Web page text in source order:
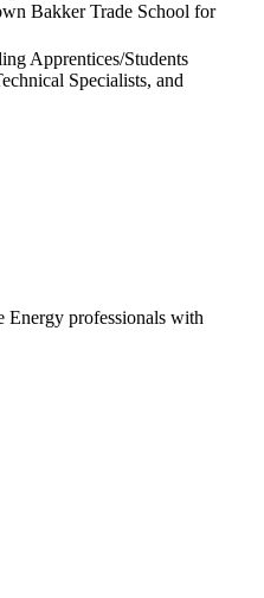
Bakker Trade School for
Apprentices/Students
Specialists, and
Energy professionals with